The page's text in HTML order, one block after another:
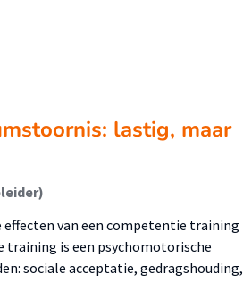
lastig, maar
effecten van een competentie training
training is een psychomotorische
sociale acceptatie, gedragshouding,